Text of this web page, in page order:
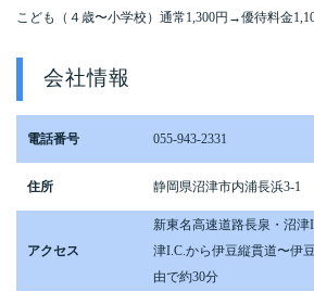
こども（４歳〜小学校）通常1,300円→優待料金
会社情報
電話番号 055-943-2331
住所 静岡県沼津市内浦長浜3-1
アクセス
新東名高速道路長泉・沼
津I.C.から伊豆縦貫道〜伊
由で約30分